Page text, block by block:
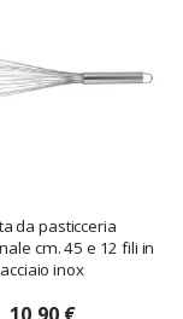
da pasticceria
cm. 45 e 12 fili in
acciaio inox